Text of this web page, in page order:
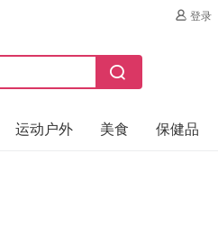
登录
运动户外 美食 保健品